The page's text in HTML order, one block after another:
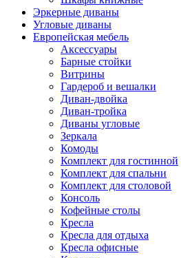
Эркерные диваны
Угловые диваны
Европейская мебель
Аксессуары
Барные стойки
Витрины
Гардероб и вешалки
Диван-двойка
Диван-тройка
Диваны угловые
Зеркала
Комоды
Комплект для гостинной
Комплект для спальни
Комплект для столовой
Консоль
Кофейные столы
Кресла
Кресла для отдыха
Кресла офисные